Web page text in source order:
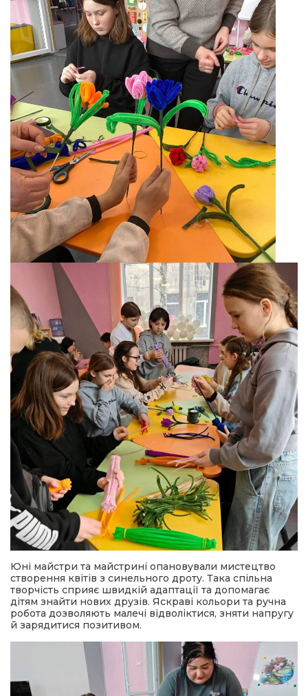
Юні майстри та майстрині опановували мистецтво
створення квітів з синельного дроту. Така спільна
творчість сприяє швидкій адаптації та допомагає
дітям знайти нових друзів. Яскраві кольори та ручна
робота дозволяють малечі відволіктися, зняти напругу
й зарядитися позитивом.